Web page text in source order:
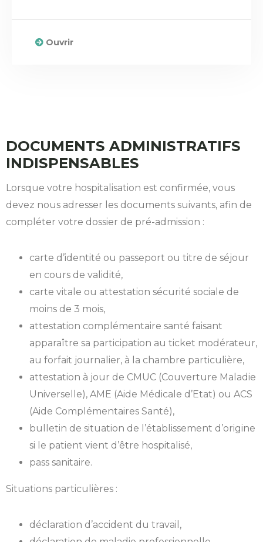
Ouvrir
DOCUMENTS ADMINISTRATIFS
INDISPENSABLES
Lorsque votre hospitalisation est confirmée, vous
devez nous adresser les documents suivants, afin de
compléter votre dossier de pré-admission :
carte d’identité ou passeport ou titre de séjour
en cours de validité,
carte vitale ou attestation sécurité sociale de
moins de 3 mois,
attestation complémentaire santé faisant
apparaître sa participation au ticket modérateur,
au forfait journalier, à la chambre particulière,
attestation à jour de CMUC (Couverture Maladie
Universelle), AME (Aide Médicale d’Etat) ou ACS
(Aide Complémentaires Santé),
bulletin de situation de l’établissement d’origine
si le patient vient d’être hospitalisé,
pass sanitaire.
Situations particulières :
déclaration d’accident du travail,